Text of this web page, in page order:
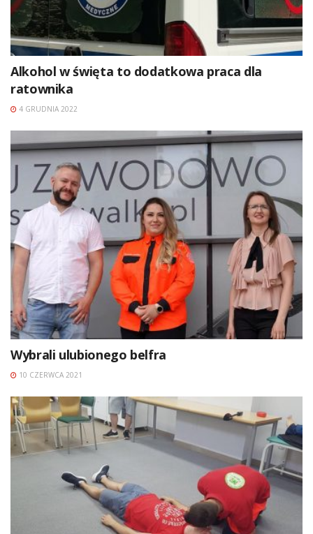
Alkohol w święta to dodatkowa praca dla
ratownika
4 GRUDNIA 2022
Wybrali ulubionego belfra
10 CZERWCA 2021